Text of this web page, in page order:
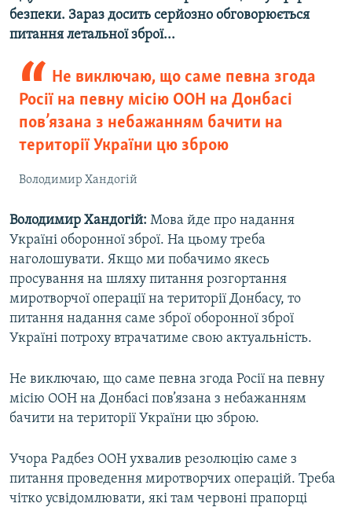
безпеки. Зараз досить серйозно обговорюється
питання летальної зброї...
Не виключаю, що саме певна згода
Росії на певну місію ООН на Донбасі
пов’язана з небажанням бачити на
території України цю зброю
Володимир Хандогій
Володимир Хандогій: Мова йде про надання
Україні оборонної зброї. На цьому треба
наголошувати. Якщо ми побачимо якесь
просування на шляху питання розгортання
миротворчої операції на території Донбасу, то
питання надання саме зброї оборонної зброї
Україні потроху втрачатиме свою актуальність.
Не виключаю, що саме певна згода Росії на певну
місію ООН на Донбасі пов’язана з небажанням
бачити на території України цю зброю.
Учора Радбез ООН ухвалив резолюцію саме з
питання проведення миротворчих операцій. Треба
чітко усвідомлювати, які там червоні прапорці